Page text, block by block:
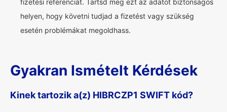
fizetési referenciát. Tartsd meg ezt az adatot biztonságos
helyen, hogy követni tudjad a fizetést vagy szükség
esetén problémákat megoldhass.
Gyakran Ismételt Kérdések
Kinek tartozik a(z) HIBRCZP1 SWIFT kód?